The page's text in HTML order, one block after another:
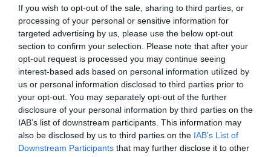
If you wish to opt-out of the sale, sharing to third parties, or
processing of your personal or sensitive information for
targeted advertising by us, please use the below opt-out
section to confirm your selection. Please note that after your
opt-out request is processed you may continue seeing
interest-based ads based on personal information utilized by
us or personal information disclosed to third parties prior to
your opt-out. You may separately opt-out of the further
disclosure of your personal information by third parties on the
IAB’s list of downstream participants. This information may
also be disclosed by us to third parties on the IAB’s List of
Downstream Participants that may further disclose it to other
08.08.2026 | 18:40
Αγανάκτηση σε χωριό της
Εύβοιας: Μένουν κάθε μέρα χωρίς
νερό – Σοβαρή καταγγελία
08.08.2026 | 18:20
Αγροτικές ενισχύσεις: Ποιοι θα
λάβουν νωρίτερα τις
προκαταβολές
08.08.2026 | 18:00
80χρονη για κράνος!
μωράκι μόλις 8 ημερών
– Νοσηλευόταν στη
ΜΕΘ Νεογνών
Εορτολόγιο: Ποιοι
Ο καιρός αλλάζει